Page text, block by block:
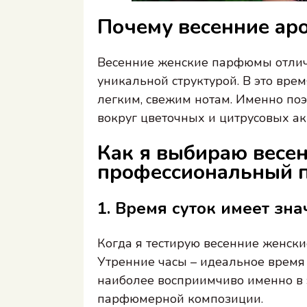
Почему весенние
Весенние женские парфюмы
уникальной структурой. В это
легким, свежим нотам. Именно
вокруг цветочных и цитрусовых
Как я выбираю
профессиональный
1. Время суток имеет
Когда я тестирую весенние
Утренние часы – идеальное
наиболее восприимчиво именно в
парфюмерной композиции.